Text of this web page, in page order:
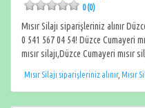
0 (0)
Mısır Silajı siparişleriniz alınır
0 541 567 04 54! Düzce Cumayeri
mısır silajı,Düzce Cumayeri
Mısır Silajı siparişleriniz alınır, Mısır